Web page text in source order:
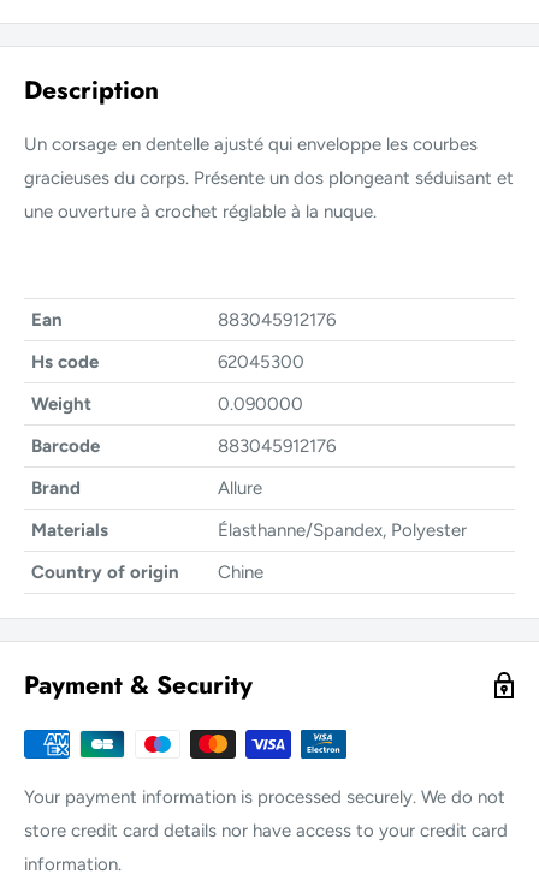
Description
Un corsage en dentelle ajusté qui enveloppe les courbes
gracieuses du corps. Présente un dos plongeant séduisant et
une ouverture à crochet réglable à la nuque.
Ean
883045912176
Hs code
62045300
Weight
0.090000
Barcode
883045912176
Brand
Allure
Materials
Élasthanne/Spandex, Polyester
Country of origin
Chine
Payment & Security
Your payment information is processed securely. We do not
store credit card details nor have access to your credit card
information.